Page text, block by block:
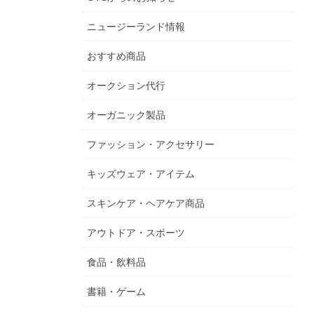
ニュージーランド情報
おすすめ商品
オークション代行
オーガニック製品
ファッション・アクセサリー
キッズウェア・アイテム
スキンケア・ヘアケア商品
アウトドア・スポーツ
食品・飲料品
書籍・ゲーム